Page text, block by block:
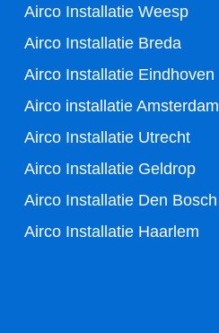
o
k
-
f
Airco Installatie Weesp
Airco Installatie Breda
Airco Installatie Eindhoven
Airco installatie Amsterdam
Airco Installatie Utrecht
Airco Installatie Geldrop
Airco Installatie Den Bosch
Airco Installatie Haarlem